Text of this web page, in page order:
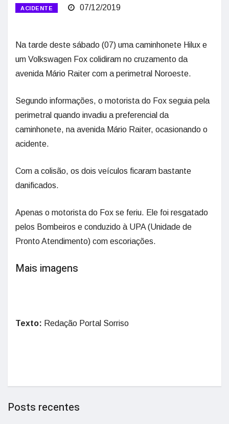
ACIDENTE 07/12/2019
Na tarde deste sábado (07) uma caminhonete Hilux e
um Volkswagen Fox colidiram no cruzamento da
avenida Mário Raiter com a perimetral Noroeste.
Segundo informações, o motorista do Fox seguia pela
perimetral quando invadiu a preferencial da
caminhonete, na avenida Mário Raiter, ocasionando o
acidente.
Com a colisão, os dois veículos ficaram bastante
danificados.
Apenas o motorista do Fox se feriu. Ele foi resgatado
pelos Bombeiros e conduzido à UPA (Unidade de
Pronto Atendimento) com escoriações.
Mais imagens
Texto: Redação Portal Sorriso
Posts recentes